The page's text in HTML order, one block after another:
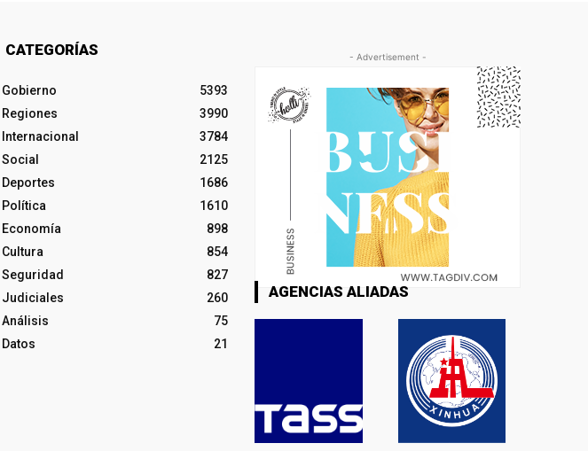
CATEGORÍAS
Gobierno
5393
Regiones
3990
Internacional
3784
Social
2125
Deportes
1686
Política
1610
Economía
898
Cultura
854
Seguridad
827
Judiciales
260
Análisis
75
Datos
21
- Advertisement -
AGENCIAS ALIADAS